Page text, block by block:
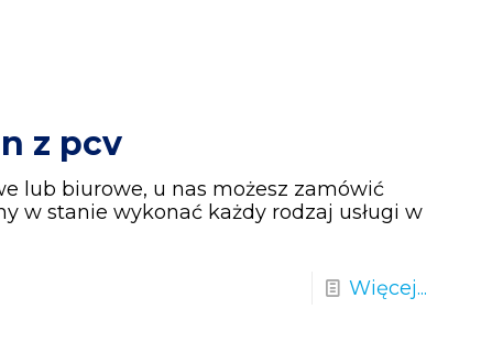
z pcv
lub biurowe, u nas możesz zamówić
w stanie wykonać każdy rodzaj usługi w
Więcej...